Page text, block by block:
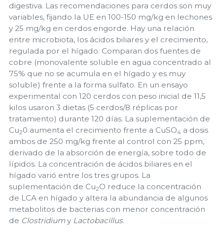
digestiva. Las recomendaciones para cerdos son muy
variables, fijando la UE en 100-150 mg/kg en lechones
y 25 mg/kg en cerdos engorde. Hay una relación
entre microbiota, los ácidos biliares y el crecimiento,
regulada por el hígado. Comparan dos fuentes de
cobre (monovalente soluble en agua concentrado al
75% que no se acumula en el hígado y es muy
soluble) frente a la forma sulfato. En un ensayo
experimental con 120 cerdos con peso inicial de 11,5
kilos usaron 3 dietas (5 cerdos/8 réplicas por
tratamiento) durante 120 días. La suplementación de
Cu20 aumenta el crecimiento frente a CuSO4 a dosis
ambos de 250 mg/kg frente al control con 25 ppm,
derivado de la absorción de energía, sobre todo de
lípidos. La concentración de ácidos biliares en el
hígado varió entre los tres grupos. La
suplementación de Cu2O reduce la concentración
de LCA en hígado y altera la abundancia de algunos
metabolitos de bacterias con menor concentración
de Clostridiumy Lactobacillus.